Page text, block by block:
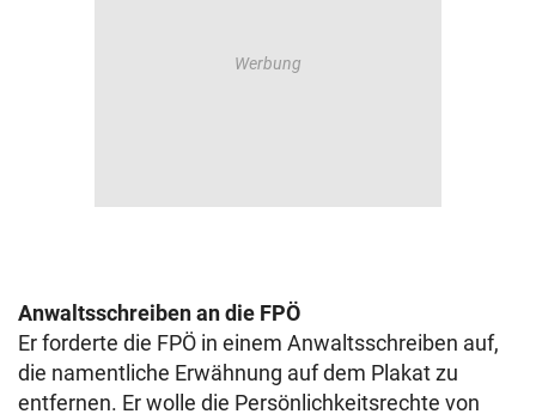
Anwaltsschreiben an die FPÖ
Er forderte die FPÖ in einem Anwaltsschreiben auf,
die namentliche Erwähnung auf dem Plakat zu
entfernen. Er wolle die Persönlichkeitsrechte von